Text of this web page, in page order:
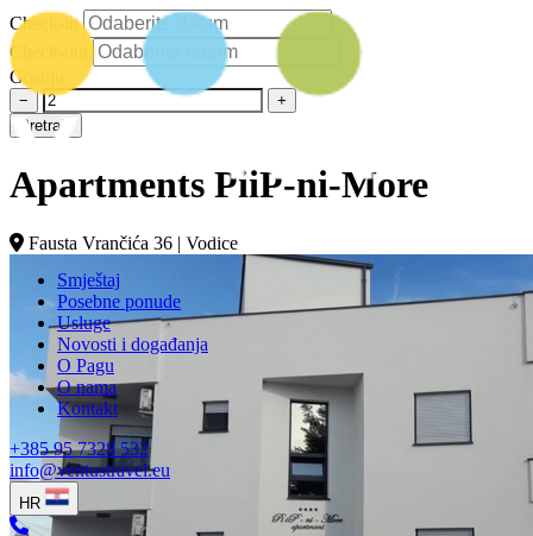
Smještaj
Posebne ponude
Usluge
Novosti i događanja
O Pagu
O nama
Kontakt
+385 95 7328 532
info@ventustravel.eu
HR
Check-in
Check-out
Gostiju
−
+
Pretraži
Apartments PiiP-ni-More
Fausta Vrančića 36 | Vodice